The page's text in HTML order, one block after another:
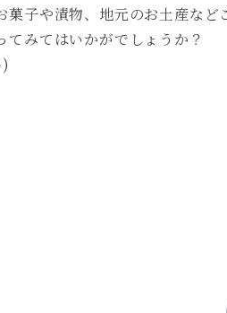
子や漬物、地元のお土産など
てみてはいかがでしょうか？